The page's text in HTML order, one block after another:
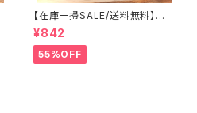
【在庫一掃SALE/送料無料】洗
える保温保冷ペットボトルカバー
＆水筒ホルダー【白くまコーヒ
ー】子供用★PS.3233｜通園用
のかわいいトートバッグや子供ス
¥842
55%OFF